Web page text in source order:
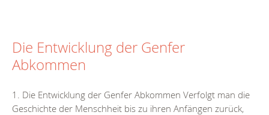
Die Entwicklung der Genfer
Abkommen
1. Die Entwicklung der Genfer Abkommen Verfolgt man die
Geschichte der Menschheit bis zu ihren Anfängen zurück,